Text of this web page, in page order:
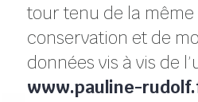
tour tenu de la
conservation et de
données vis à vis de
www.pauline-